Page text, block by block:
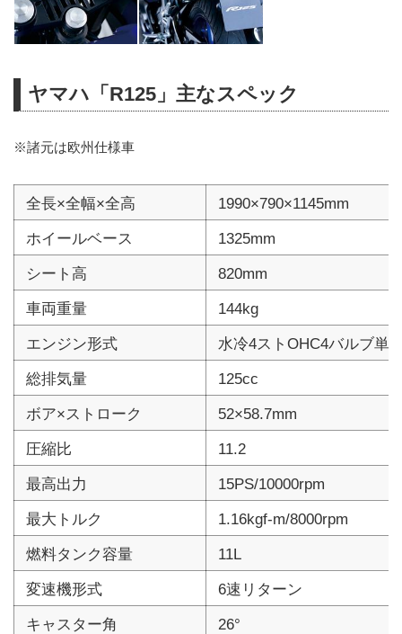
ヤマハ「R125」主なスペック
※諸元は欧州仕様車
全長×全幅×全高
1990×790×1145mm
ホイールベース
1325mm
シート高
820mm
車両重量
144kg
エンジン形式
水冷4ストOHC4バルブ単
総排気量
125cc
ボア×ストローク
52×58.7mm
圧縮比
11.2
最高出力
15PS/10000rpm
最大トルク
1.16kgf-m/8000rpm
燃料タンク容量
11L
変速機形式
6速リターン
キャスター角
26°